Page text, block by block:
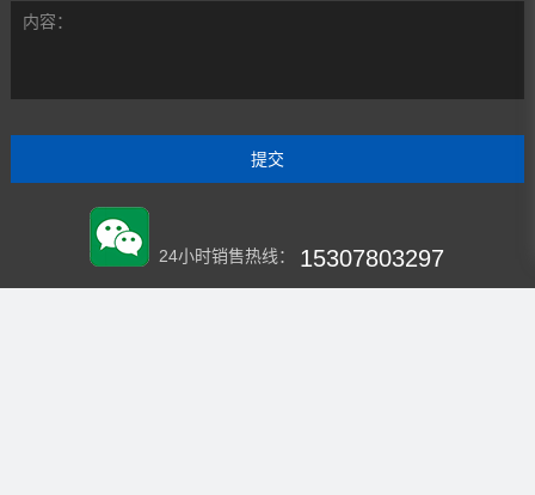
内容：
24小时销售热线： 15307803297